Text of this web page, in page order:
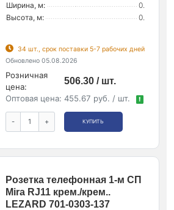
Ширина, м:
0.
Высота, м:
0.
34 шт., срок поставки 5-7 рабочих дней
Обновлено 05.08.2026
Розничная
цена:
506.30 / шт.
Оптовая цена: 455.67 руб. / шт. !
- + КУПИТЬ
Розетка телефонная 1-м СП
Mira RJ11 крем./крем..
LEZARD 701-0303-137